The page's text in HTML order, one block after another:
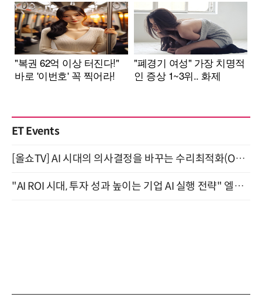
ET Events
[올쇼TV] AI 시대의 의사결정을 바꾸는 수리최적화(Optimization) 소개 (8/20 생방송)
"AI ROI 시대, 투자 성과 높이는 기업 AI 실행 전략" 엘타워 6층 (9월 18일)